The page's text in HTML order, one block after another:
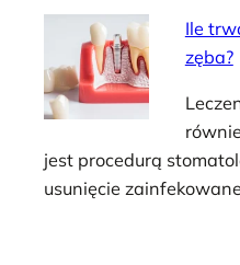
Ile
zęba?
jest procedurą
usunięcie